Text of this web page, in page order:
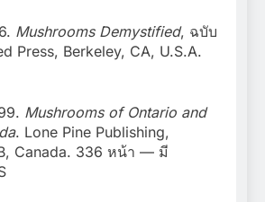
Mushrooms Demystified, ฉบับ
Press, Berkeley, CA, U.S.A.
Mushrooms of Ontario and
. Lone Pine Publishing,
Canada. 336 หน้า — มี